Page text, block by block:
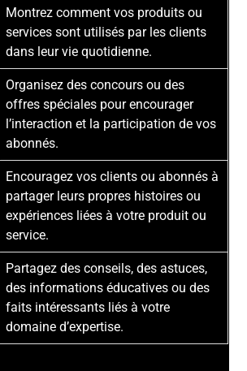
Montrez comment vos produits ou
services sont utilisés par les clients
dans leur vie quotidienne.
Organisez des concours ou des
offres spéciales pour encourager
l’interaction et la participation de vos
abonnés.
Encouragez vos clients ou abonnés à
partager leurs propres histoires ou
expériences liées à votre produit ou
service.
Partagez des conseils, des astuces,
des informations éducatives ou des
faits intéressants liés à votre
domaine d’expertise.